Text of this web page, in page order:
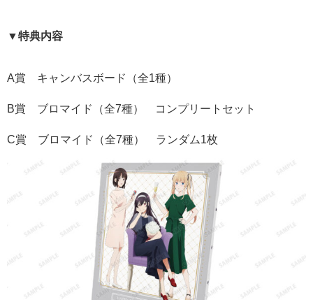
▼特典内容
A賞 キャンバスボード（全1種）
B賞 ブロマイド（全7種） コンプリートセット
C賞 ブロマイド（全7種） ランダム1枚